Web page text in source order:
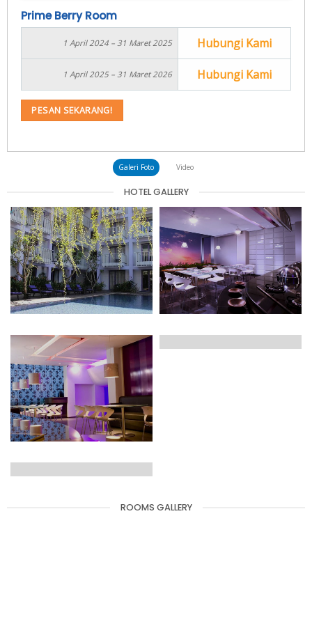
Prime Berry Room
1 April 2024 – 31 Maret 2025 Hubungi Kami
1 April 2025 – 31 Maret 2026 Hubungi Kami
PESAN SEKARANG!
Galeri Foto Video
HOTEL GALLERY
ROOMS GALLERY